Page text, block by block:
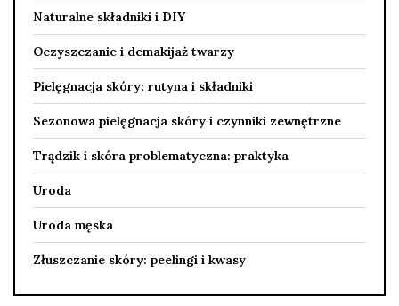
Naturalne składniki i DIY
Oczyszczanie i demakijaż twarzy
Pielęgnacja skóry: rutyna i składniki
Sezonowa pielęgnacja skóry i czynniki zewnętrzne
Trądzik i skóra problematyczna: praktyka
Uroda
Uroda męska
Złuszczanie skóry: peelingi i kwasy